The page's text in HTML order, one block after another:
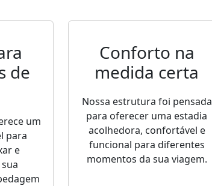
de
um
para
e
Conforto na
medida certa
Nossa estrutura foi pensada
para oferecer uma estadia
acolhedora, confortável e
funcional para diferentes
momentos da sua viagem.